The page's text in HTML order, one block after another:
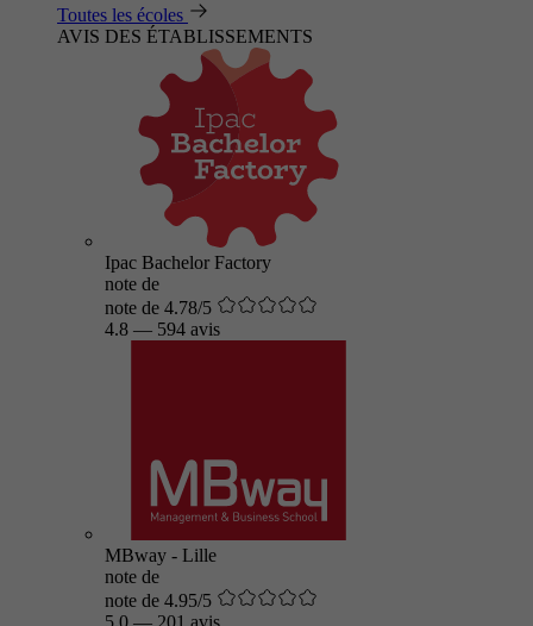
Toutes les écoles
AVIS DES ÉTABLISSEMENTS
Ipac Bachelor Factory
note de
note de 4.78/5
4.8 — 594 avis
MBway - Lille
note de
note de 4.95/5
5.0 — 201 avis